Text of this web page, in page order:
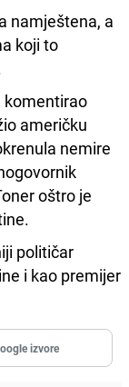
namještena, a
koji to
komentirao
američku
nemire
oštro je
političar
i kao premijer
izvore